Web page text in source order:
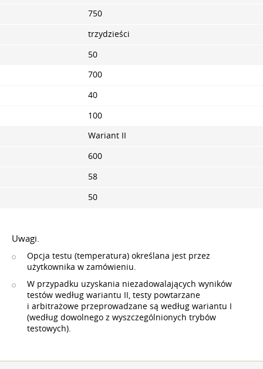
750
trzydzieści
50
700
40
100
Wariant II
600
58
50
Uwagi.
Opcja testu (temperatura) określana jest przez
użytkownika w zamówieniu.
W przypadku uzyskania niezadowalających wyników
testów według wariantu II, testy powtarzane
i arbitrażowe przeprowadzane są według wariantu I
(według dowolnego z wyszczególnionych trybów
testowych).